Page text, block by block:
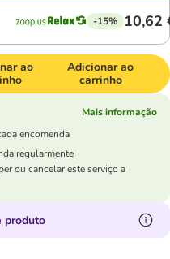
-15% 10,62
ao
Adicionar ao
carrinho
Mais informação
encomenda
regularmente
ou cancelar este serviço a
produto